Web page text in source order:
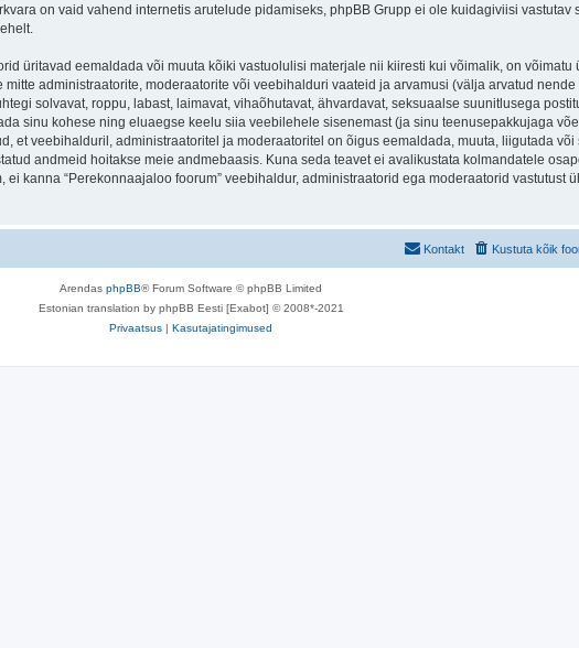
on vaid vahend internetis arutelude pidamiseks, phpBB Grupp ei ole kuidagiviisi vastutav
üritavad eemaldada või muuta kõiki vastuolulisi materjale nii kiiresti kui võimalik, on võimatu
administraatorite, moderaatorite või veebihalduri vaateid ja arvamusi (välja arvatud
solvavat, roppu, labast, laimavat, vihaõhutavat, ähvardavat, seksuaalse suunitlusega
sinu kohese ning eluaegse keelu siia veebilehele sisenemast (ja sinu teenusepakkujaga
et veebihalduril, administraatoritel ja moderaatoritel on õigus eemaldada, muuta, liigutada
andmeid hoitakse meie andmebaasis. Kuna seda teavet ei avalikustata kolmandatele
kanna “Perekonnaajaloo foorum” veebihaldur, administraatorid ega moderaatorid vastutust
Kustuta kõik
Kontakt
Arendas phpBB® Forum Software © phpBB Limited
Estonian translation by phpBB Eesti [Exabot] © 2008*-2021
Privaatsus | Kasutajatingimused